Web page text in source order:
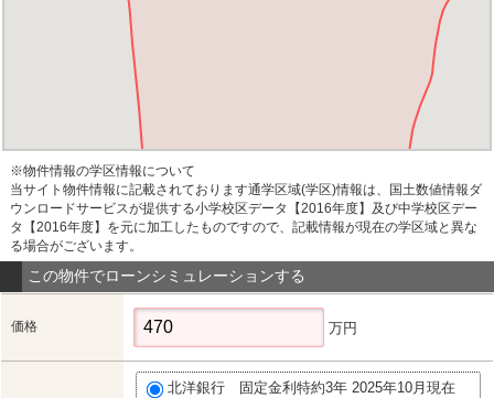
※物件情報の学区情報について
当サイト物件情報に記載されております通学区域(学区)情報は、国土数値情報ダ
ウンロードサービスが提供する小学校区データ【2016年度】及び中学校区デー
タ【2016年度】を元に加工したものですので、記載情報が現在の学区域と異な
る場合がございます。
この物件でローンシミュレーションする
価格 万円
北洋銀行 固定金利特約3年 2025年10月現在